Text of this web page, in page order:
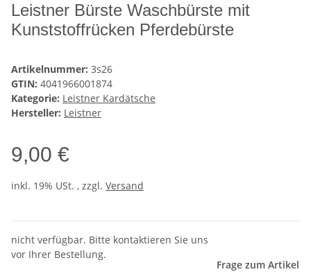
Leistner Bürste Waschbürste mit
Kunststoffrücken Pferdebürste
Artikelnummer: 3s26
GTIN: 4041966001874
Kategorie: Leistner Kardätsche
Hersteller: Leistner
9,00 €
inkl. 19% USt. , zzgl. Versand
nicht verfügbar. Bitte kontaktieren Sie uns
vor Ihrer Bestellung.
Frage zum Artikel